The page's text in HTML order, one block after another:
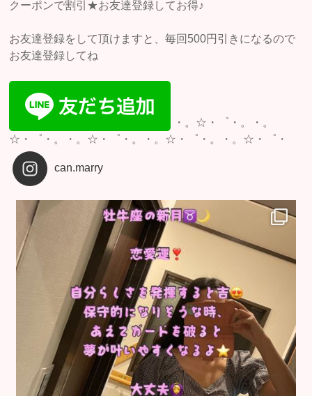
クーポンで割引★お友達登録してお得♪
お友達登録をして頂けますと、毎回500円引きになるので
お友達登録してね
・。☆・゜・。・。
☆・゜・。・。☆・゜・。・。☆・゜・。・。☆・゜・
can.marry